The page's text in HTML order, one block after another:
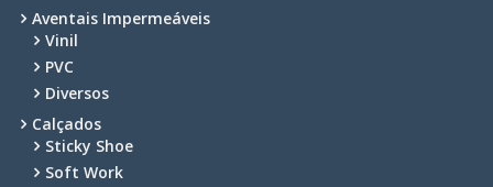
Aventais Impermeáveis
Vinil
PVC
Diversos
Calçados
Sticky Shoe
Soft Work